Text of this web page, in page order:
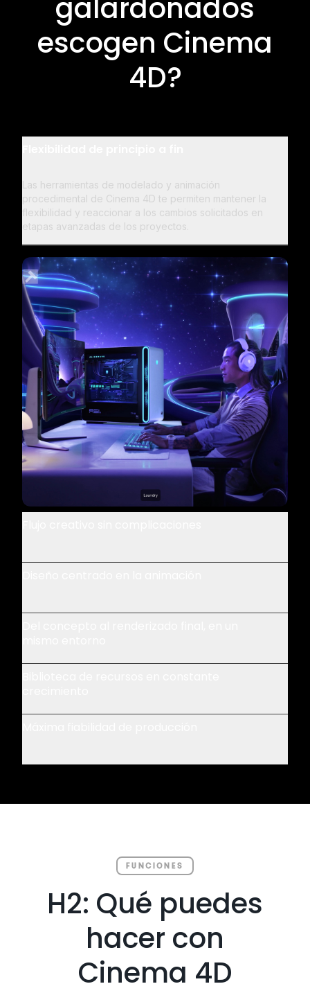
galardonados
escogen Cinema
4D?
Las herramientas de modelado y animación
procedimental de Cinema 4D te permiten mantener la
flexibilidad y reaccionar a los cambios solicitados en
etapas avanzadas de los proyectos.
FUNCIONES
H2: Qué puedes
hacer con
Cinema 4D